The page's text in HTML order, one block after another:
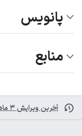
پانویس
منابع
آخرین ویرایش ۳ ماه پیش